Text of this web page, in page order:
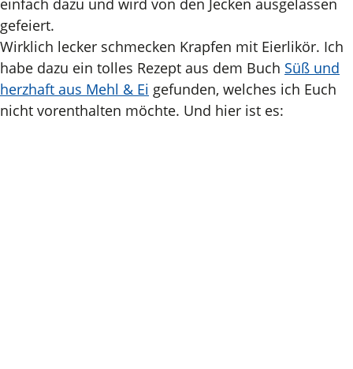
einfach dazu und wird von den Jecken ausgelassen
gefeiert.
Wirklich lecker schmecken Krapfen mit Eierlikör. Ich
habe dazu ein tolles Rezept aus dem Buch Süß und
herzhaft aus Mehl & Ei gefunden, welches ich Euch
nicht vorenthalten möchte. Und hier ist es: